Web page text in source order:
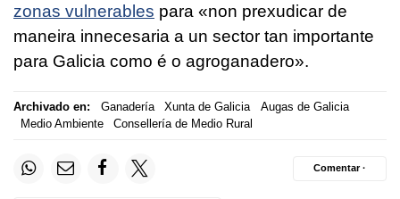
zonas vulnerables para «non prexudicar de
maneira innecesaria a un sector tan importante
para Galicia como é o agroganadero».
Archivado en: Ganadería Xunta de Galicia
Augas de Galicia
Medio Ambiente
Consellería de Medio Rural
Comentar ·